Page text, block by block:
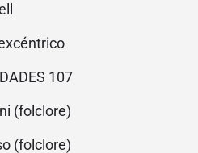
107
(folclore)
(folclore)